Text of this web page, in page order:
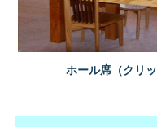
ホール席（クリッ